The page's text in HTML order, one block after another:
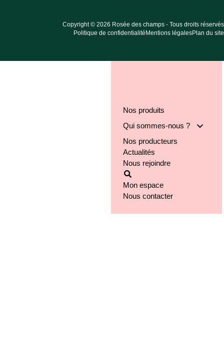
Copyright © 2026 Rosée des champs - Tous droits réservés
Politique de confidentialité Mentions légalesPlan du site
Nos produits
Qui sommes-nous ?
Notre groupe
Nos engagements
Notre implantation
Nos producteurs
Actualités
Nous rejoindre
Mon espace
Nous contacter